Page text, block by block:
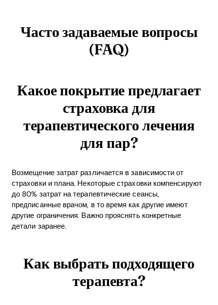
Часто задаваемые вопросы
(FAQ)
Какое покрытие предлагает
страховка для
терапевтического лечения
для пар?
Возмещение затрат различается в зависимости от
страховки и плана. Некоторые страховки компенсируют
до 80% затрат на терапевтические сеансы,
предписанные врачом, в то время как другие имеют
другие ограничения. Важно прояснять конкретные
детали заранее.
Как выбрать подходящего
терапевта?